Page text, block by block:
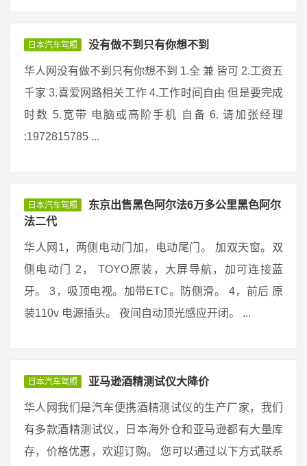
日本汽车驾照 没有做不到只有你想不到
华人网没有做不到只有你想不到 1.全 兼 皆可 2.工资五
千家 3.喜爱网路相关工作 4.工作时间自由 但是要完成
时数 5.宽带 电脑或高阶手机 自备 6. 请加张经理
:1972815785 ...
日本汽车驾照
东京出售黑色阿尔法6万多公里黑色阿尔
法二代
华人网1，两侧电动门加，电动尾门。 加双天窗。双
侧电动门 2， TOYO原装，大屏导航，加可连接蓝
牙。 3，吸顶电视。加带ETC。防侧滑。 4，前后 原
装110v 电源插头。 夜间自动顶光感应开闭。 ...
日本汽车驾照 亚马逊酒精测试仪大降价
华人网我们是汽车便携酒精测试仪的生产厂家，我们
有多款酒精测试仪，日本海外仓和亚马逊都有大量库
存，价格优惠，欢迎订购。 您可以通过以下方式联系